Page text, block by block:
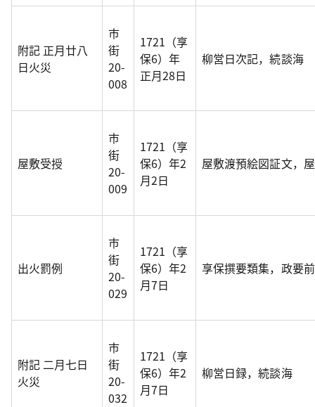
附記 正月廿八
日火災
市
街
20-
008
1721（享
保6）年
正月28日
柳営日次記，続談海
屋敷受授
市
街
20-
009
1721（享
保6）年2
月2日
屋敷渡預絵図証文，
出火罰例
市
街
20-
029
1721（享
保6）年2
月7日
享保撰要類集，政要
附記 二月七日
火災
市
街
20-
032
1721（享
保6）年2
月7日
柳営日録，続談海